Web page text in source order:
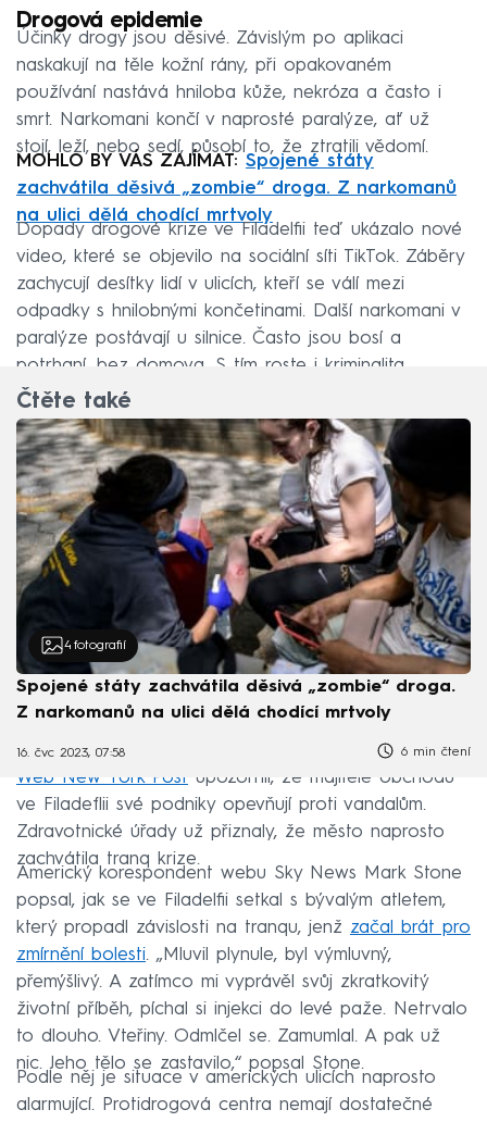
Drogová epidemie
Účinky drogy jsou děsivé. Závislým po aplikaci
naskakují na těle kožní rány, při opakovaném
používání nastává hniloba kůže, nekróza a často i
smrt. Narkomani končí v naprosté paralýze, ať už
stojí, leží, nebo sedí, působí to, že ztratili vědomí.
MOHLO BY VÁS ZAJÍMAT: Spojené státy
zachvátila děsivá „zombie“ droga. Z narkomanů
na ulici dělá chodící mrtvoly
Dopady drogové krize ve Filadelfii teď ukázalo nové
video, které se objevilo na sociální síti TikTok. Záběry
zachycují desítky lidí v ulicích, kteří se válí mezi
odpadky s hnilobnými končetinami. Další narkomani v
paralýze postávají u silnice. Často jsou bosí a
potrhaní, bez domova. S tím roste i kriminalita.
Čtěte také
4 fotografií
Spojené státy zachvátila děsivá „zombie“ droga.
Z narkomanů na ulici dělá chodící mrtvoly
16. čvc 2023, 07:58 6 min čtení
Web New York Post upozornil, že majitelé obchodů
ve Filadeflii své podniky opevňují proti vandalům.
Zdravotnické úřady už přiznaly, že město naprosto
zachvátila tranq krize.
Americký korespondent webu Sky News Mark Stone
popsal, jak se ve Filadelfii setkal s bývalým atletem,
který propadl závislosti na tranqu, jenž začal brát pro
zmírnění bolesti. „Mluvil plynule, byl výmluvný,
přemýšlivý. A zatímco mi vyprávěl svůj zkratkovitý
životní příběh, píchal si injekci do levé paže. Netrvalo
to dlouho. Vteřiny. Odmlčel se. Zamumlal. A pak už
nic. Jeho tělo se zastavilo,“ popsal Stone.
Podle něj je situace v amerických ulicích naprosto
alarmující. Protidrogová centra nemají dostatečné